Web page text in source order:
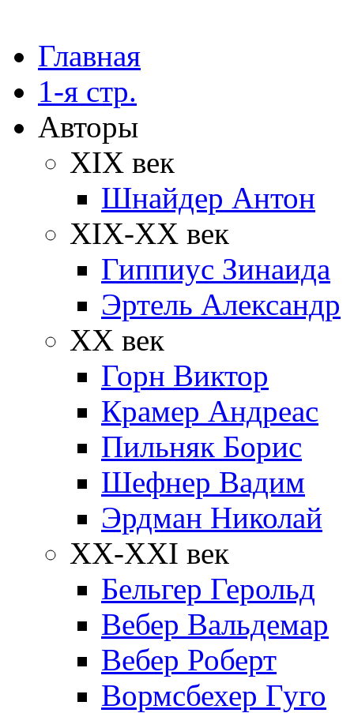
Главная
1-я стр.
Авторы
XIX век
Шнайдер Антон
XIX-XX век
Гиппиус Зинаида
Эртель Александр
XX век
Горн Виктор
Крамер Андреас
Пильняк Борис
Шефнер Вадим
Эрдман Николай
ХХ-XXI век
Бельгер Герольд
Вебер Вальдемар
Вебер Роберт
Вормсбехер Гуго